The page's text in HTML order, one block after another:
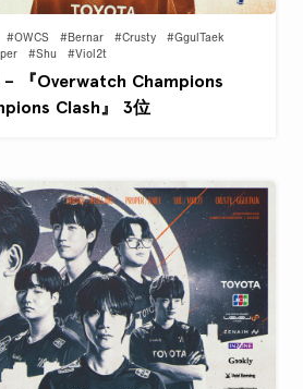
#OWCS #Bernar #Crusty
#GgulTaek
#Shu #Viol2t
– 『Overwatch Champions
Clash』 3位